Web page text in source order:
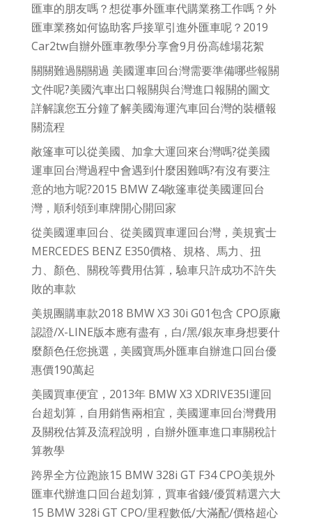
匯車的朋友嗎？想從事外匯車代購業務工作嗎？外
匯車業務如何協助客戶接單引進外匯車呢？2019
Car2tw自辦外匯車教學分享會9月份高雄場花絮
關關難過關關過 美國運車回台灣需要準備哪些報關
文件呢?美國汽車出口報關與台灣進口報關的圖文
詳解讓您五分鐘了解美國海運汽車回台灣的裝櫃報
關流程
敞篷車可以從美國、加拿大運回來台灣嗎?從美國
運車回台灣過程中會遇到什麼困難嗎?有沒有要注
意的地方呢?2015 BMW Z4敞篷車從美國運回台
灣，順利領到車牌開心開回家
從美國運車回台、從美國買車運回台灣，美規賓士
MERCEDES BENZ E350價格、規格、馬力、扭
力、顏色、關稅等費用估算，驗車只許成功不許失
敗的車款
美規團購車款2018 BMW X3 30i G01包含 CPO原廠
認證/X-LINE版本應有盡有，白/黑/銀灰車身想要什
麼顏色任您挑選，美國寶馬外匯車自辦進口回台優
惠價190萬起
美國買車便宜，2013年 BMW X3 XDRIVE35I運回
台超划算，自用銷售兩相宜，美國運車回台灣費用
及關稅估算及流程說明，自辦外匯車進口車關稅計
算教學
跨界全方位跑旅15 BMW 328i GT F34 CPO美規外
匯車代辦進口回台超划算，買車省錢/優質精選六大
15 BMW 328i GT CPO/里程數低/大滿配/價格超心